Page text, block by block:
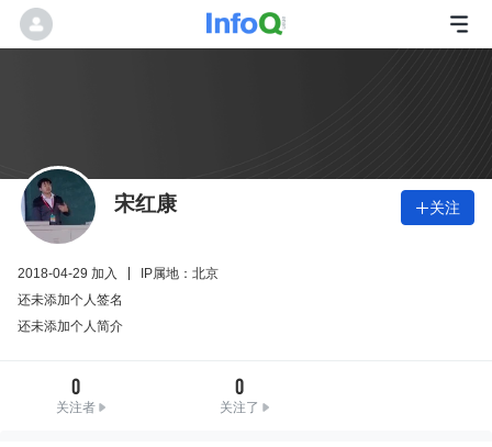
宋红康 关注
2018-04-29 加入
IP属地：北京
还未添加个人签名
还未添加个人简介
0
关注者
0
关注了